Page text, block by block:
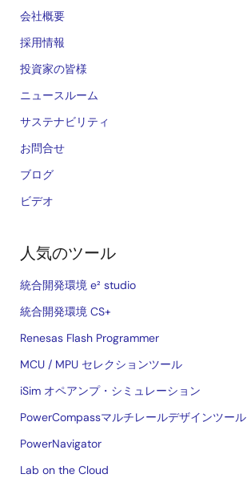
会社概要
採用情報
投資家の皆様
ニュースルーム
サステナビリティ
お問合せ
ブログ
ビデオ
人気のツール
統合開発環境 e² studio
統合開発環境 CS+
Renesas Flash Programmer
MCU / MPU セレクションツール
iSim オペアンプ・シミュレーション
PowerCompassマルチレールデザインツール
PowerNavigator
Lab on the Cloud